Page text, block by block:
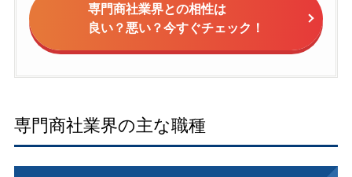
専門商社業界との相性は
良い？悪い？今すぐチェック！
専門商社業界の主な職種